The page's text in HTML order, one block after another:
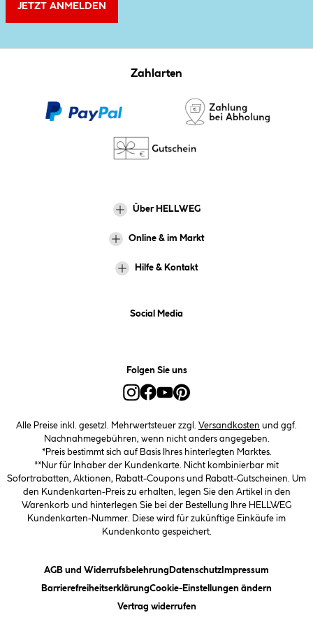
JETZT ANMELDEN
Zahlarten
Über HELLWEG
Online & im Markt
Hilfe & Kontakt
Social Media
Folgen Sie uns
Alle Preise inkl. gesetzl. Mehrwertsteuer zzgl. Versandkosten und ggf.
Nachnahmegebühren, wenn nicht anders angegeben.
*Preis bestimmt sich auf Basis Ihres hinterlegten Marktes.
**Nur für Inhaber der Kundenkarte. Nicht kombinierbar mit
Sofortrabatten, Aktionen, Rabatt-Coupons und Rabatt-Gutscheinen. Um
den Kundenkarten-Preis zu erhalten, legen Sie den Artikel in den
Warenkorb und hinterlegen Sie bei der Bestellung Ihre HELLWEG
Kundenkarten-Nummer. Diese wird für zukünftige Einkäufe im
Kundenkonto gespeichert.
AGB und Widerrufsbelehrung (öffnet ein Dialogfeld)
Datenschutz(öffnet ein Dialogfeld)
Impressum
Barrierefreiheitserklärung(öffnet ein Dialogfeld)
Cookie-Einstellungen ändern(öffnet
Vertrag widerrufen